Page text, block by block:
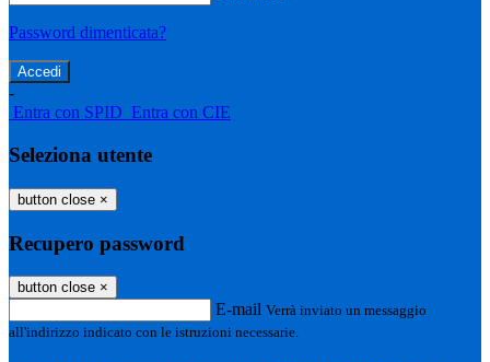
Password dimenticata?
-
Entra con SPID Entra con CIE
Seleziona utente
button close ×
Recupero password
button close ×
E-mail Verrà inviato un messaggio
all'indirizzo indicato con le istruzioni necessarie.